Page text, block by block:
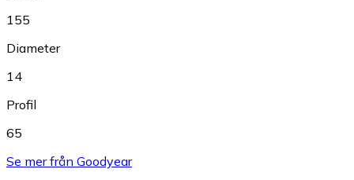
155
Diameter
14
Profil
65
Se mer från Goodyear